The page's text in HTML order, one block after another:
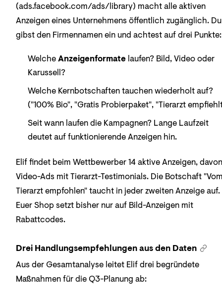
(ads.facebook.com/ads/library) macht alle aktiven
Anzeigen eines Unternehmens öffentlich zugänglich. Du
gibst den Firmennamen ein und achtest auf drei Punkte:
WelcheAnzeigenformate laufen? Bild, Video oder
Karussell?
Welche Kernbotschaften tauchen wiederholt auf?
("100% Bio", "Gratis Probierpaket", "Tierarzt
Seit wann laufen die Kampagnen? Lange Laufzeit
deutet auf funktionierende Anzeigen hin.
Elif findet beim Wettbewerber 14 aktive Anzeigen,
Video-Ads mit Tierarzt-Testimonials. Die Botschaft
Tierarzt empfohlen" taucht in jeder zweiten Anzeige auf.
Euer Shop setzt bisher nur auf Bild-Anzeigen mit
Rabattcodes.
Drei Handlungsempfehlungen aus den Daten
Aus der Gesamtanalyse leitet Elif drei begründete
Maßnahmen für die Q3-Planung ab: